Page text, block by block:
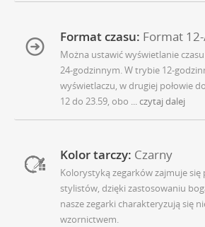
Format czasu: Format
Można ustawić wyświetlanie
24-godzinnym. W trybie 12-
wyświetlaczu, w drugiej połowie
12 do 23.59, obo ... czytaj dalej
Kolor tarczy: Czarny
Kolorystyką zegarków zajmuje
stylistów, dzięki zastosowaniu
nasze zegarki charakteryzują się
wzornictwem.